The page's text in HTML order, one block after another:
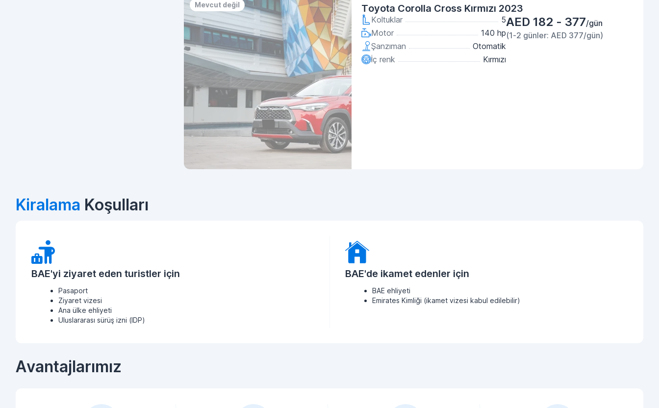
Mevcut değil Toyota Corolla Cross Kırmızı 2023
Koltuklar
5
Motor
140 hp
Şanzıman
Otomatik
İç renk
Kırmızı
AED 182 - 377/gün
(1-2 günler: AED 377/gün)
Kiralama Koşulları
BAE'yi ziyaret eden turistler için
Pasaport
Ziyaret vizesi
Ana ülke ehliyeti
Uluslararası sürüş izni (IDP)
BAE'de ikamet edenler için
BAE ehliyeti
Emirates Kimliği (ikamet vizesi kabul edilebilir)
Avantajlarımız